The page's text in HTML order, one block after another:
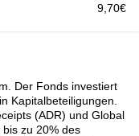
9,70€
Der Fonds investiert
Kapitalbeteiligungen.
(ADR) und Global
zu 20% des